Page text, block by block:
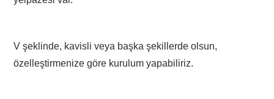
V şeklinde, kavisli veya başka şekillerde olsun,
özelleştirmenize göre kurulum yapabiliriz.